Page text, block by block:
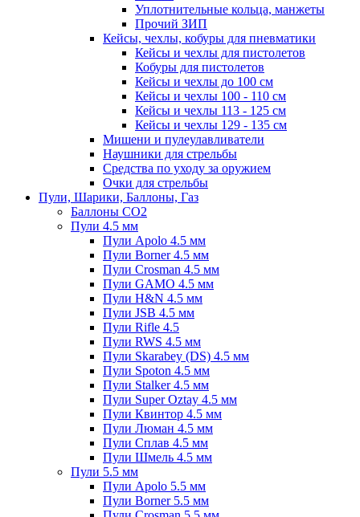
Уплотнительные кольца, манжеты
Прочий ЗИП
Кейсы, чехлы, кобуры для пневматики
Кейсы и чехлы для пистолетов
Кобуры для пистолетов
Кейсы и чехлы до 100 см
Кейсы и чехлы 100 - 110 см
Кейсы и чехлы 113 - 125 см
Кейсы и чехлы 129 - 135 см
Мишени и пулеулавливатели
Наушники для стрельбы
Средства по уходу за оружием
Очки для стрельбы
Пули, Шарики, Баллоны, Газ
Баллоны CO2
Пули 4.5 мм
Пули Apolo 4.5 мм
Пули Borner 4.5 мм
Пули Crosman 4.5 мм
Пули GAMO 4.5 мм
Пули H&N 4.5 мм
Пули JSB 4.5 мм
Пули Rifle 4.5
Пули RWS 4.5 мм
Пули Skarabey (DS) 4.5 мм
Пули Spoton 4.5 мм
Пули Stalker 4.5 мм
Пули Super Oztay 4.5 мм
Пули Квинтор 4.5 мм
Пули Люман 4.5 мм
Пули Сплав 4.5 мм
Пули Шмель 4.5 мм
Пули 5.5 мм
Пули Apolo 5.5 мм
Пули Borner 5.5 мм